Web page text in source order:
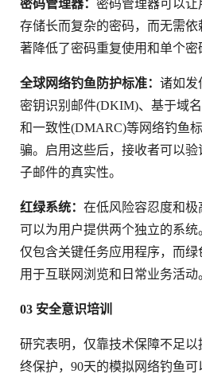
密码管理器： 密码管理器可以
存储长而复杂的密码，而无需
著降低了密码重复使用和单个密
全球网络钓鱼防护标准： 诸如发
密钥识别邮件(DKIM)、基于域
和一致性(DMARC)等网络钓鱼
骗。启用这些后，接收者可以
子邮件的真实性。
红绿系统： 在低风险容忍度和极
可以为用户提供两个独立的系统
仅包含关键任务应用程序，而
用于互联网浏览和日常业务活动
03 安全意识培训
研究表明，仅靠技术保障不足
终保护，90天的模拟网络钓鱼